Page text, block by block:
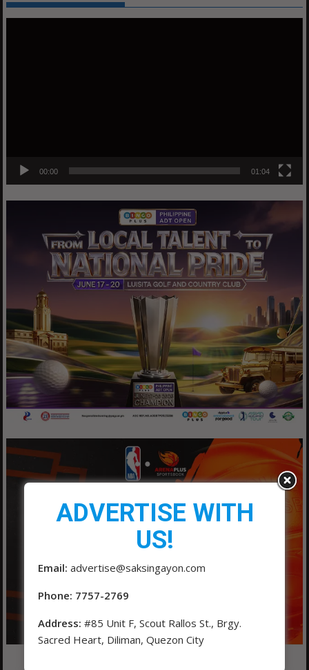
00:00 01:04
ADVERTISE WITH
US!
Email: advertise@saksingayon.com
Phone: 7757-2769
Address: #85 Unit F, Scout Rallos St., Brgy.
Sacred Heart, Diliman, Quezon City